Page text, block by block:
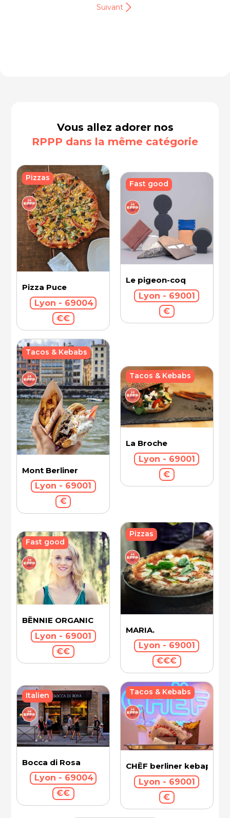
Suivant
Vous allez adorer nos
RPPP dans la même catégorie
Pizza Puce
Lyon - 69004
€€
Pizzas
Le pigeon-coq
Lyon - 69001
€
Fast good
Mont Berliner
Lyon - 69001
€
Tacos & Kebabs
La Broche
Lyon - 69001
€
Tacos & Kebabs
BËNNIE ORGANIC
Lyon - 69001
€€
Fast good
MARIA.
Lyon - 69001
€€€
Pizzas
Bocca di Rosa
Lyon - 69004
€€
Italien
CHËF berliner kebap
Lyon - 69001
€
Tacos & Kebabs